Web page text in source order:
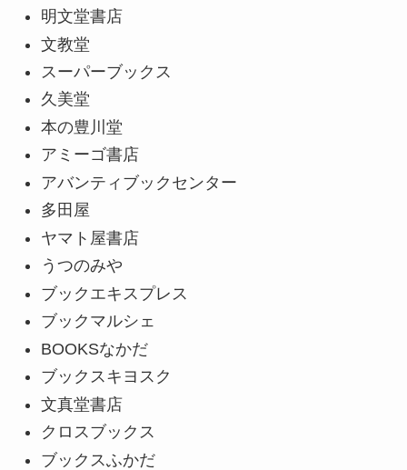
明文堂書店
文教堂
スーパーブックス
久美堂
本の豊川堂
アミーゴ書店
アバンティブックセンター
多田屋
ヤマト屋書店
うつのみや
ブックエキスプレス
ブックマルシェ
BOOKSなかだ
ブックスキヨスク
文真堂書店
クロスブックス
ブックスふかだ